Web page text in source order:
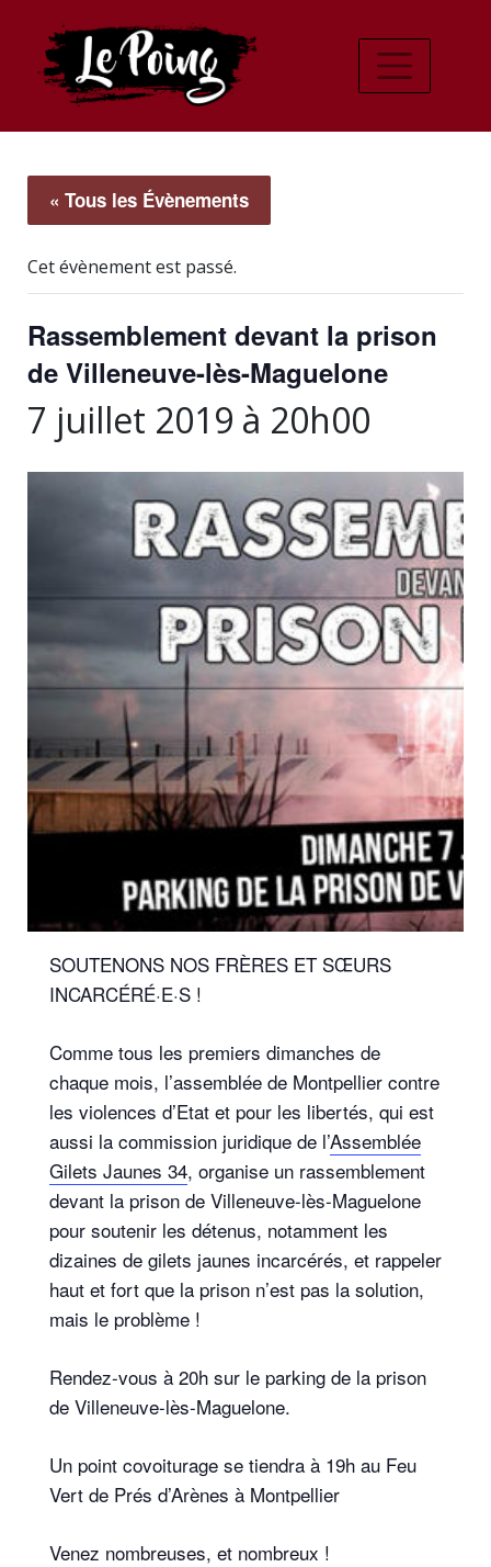
« Tous les Évènements
Cet évènement est passé.
Rassemblement devant la prison
de Villeneuve-lès-Maguelone
7 juillet 2019 à 20h00
SOUTENONS NOS FRÈRES ET SŒURS
INCARCÉRÉ·E·S !
Comme tous les premiers dimanches de
chaque mois, l’assemblée de Montpellier contre
les violences d’Etat et pour les libertés, qui est
aussi la commission juridique de l’Assemblée
Gilets Jaunes 34, organise un rassemblement
devant la prison de Villeneuve-lès-Maguelone
pour soutenir les détenus, notamment les
dizaines de gilets jaunes incarcérés, et rappeler
haut et fort que la prison n’est pas la solution,
mais le problème !
Rendez-vous à 20h sur le parking de la prison
de Villeneuve-lès-Maguelone.
Un point covoiturage se tiendra à 19h au Feu
Vert de Prés d’Arènes à Montpellier
Venez nombreuses, et nombreux !